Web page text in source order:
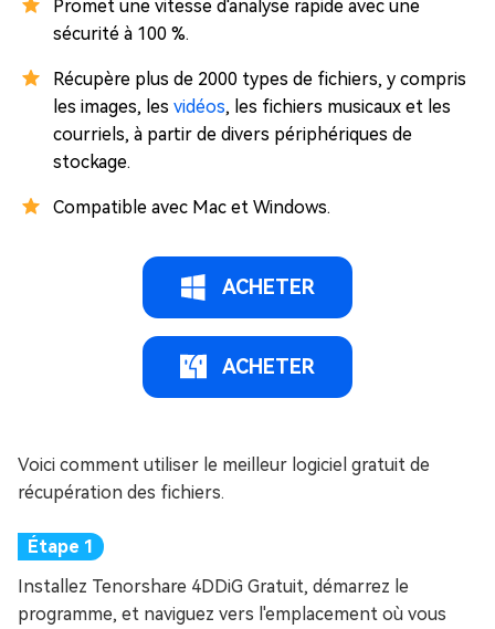
Promet une vitesse d'analyse rapide avec une
sécurité à 100 %.
Récupère plus de 2000 types de fichiers, y compris
les images, les vidéos, les fichiers musicaux et les
courriels, à partir de divers périphériques de
stockage.
Compatible avec Mac et Windows.
ACHETER
ACHETER
Voici comment utiliser le meilleur logiciel gratuit de
récupération des fichiers.
Installez Tenorshare 4DDiG Gratuit, démarrez le
programme, et naviguez vers l'emplacement où vous